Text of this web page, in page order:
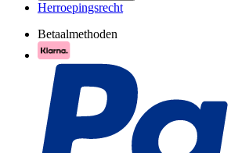
Herroepingsrecht
Betaalmethoden